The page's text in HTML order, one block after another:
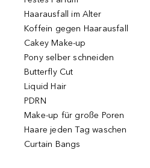
Haarausfall im Alter
Koffein gegen Haarausfall
Cakey Make-up
Pony selber schneiden
Butterfly Cut
Liquid Hair
PDRN
Make-up für große Poren
Haare jeden Tag waschen
Curtain Bangs